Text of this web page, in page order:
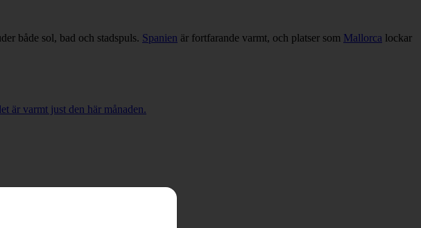
både sol, bad och stadspuls. Spanien är fortfarande varmt, och platser som Mallorca lockar
är varmt just den här månaden.